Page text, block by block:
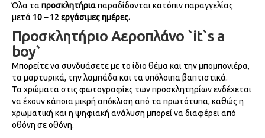
Όλα τα προσκλητήριαπαραδίδονται κατόπιν παραγγελίας
μετά 10 – 12εργάσιμες ημέρες.
Προσκλητήριο Αεροπλάνο `it`s a
boy`
Μπορείτε να συνδυάσετε με το ίδιο θέμα και την μπομπονιέρα,
τα μαρτυρικά, την λαμπάδα και τα υπόλοιπα βαπτιστικά.
Τα χρώματα στις φωτογραφίες των προσκλητηρίων ενδέχεται
να έχουν κάποια μικρή απόκλιση από τα πρωτότυπα, καθώς η
χρωματική και η ψηφιακή ανάλυση μπορεί να διαφέρει από
οθόνη σε οθόνη.